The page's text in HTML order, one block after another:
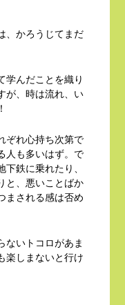
、かろうじてまだ
学んだことを織り
が、時は流れ、い
ぞれ心持ち次第で
人も多いはず。で
鉄に乗れたり、
と、悪いことばか
まされる感は否め
ないトコロがあま
楽しまないと行け